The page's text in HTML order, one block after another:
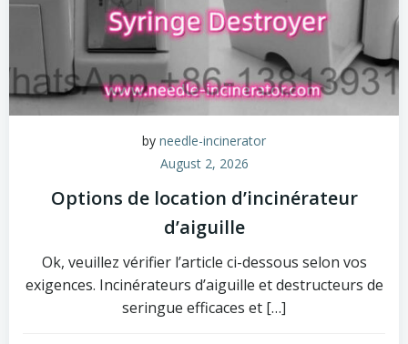
by needle-incinerator
August 2, 2026
Options de location d’incinérateur
d’aiguille
Ok, veuillez vérifier l’article ci-dessous selon vos
exigences. Incinérateurs d’aiguille et destructeurs de
seringue efficaces et […]